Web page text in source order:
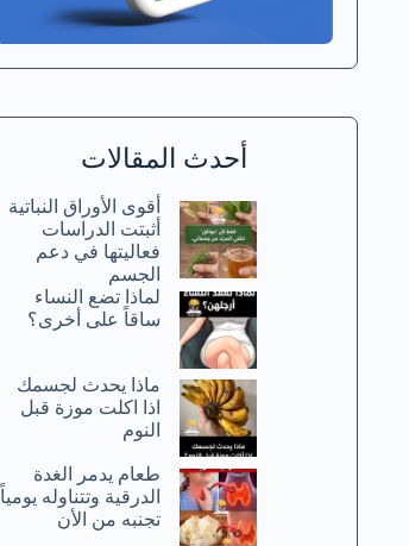
أحدث المقالات
أقوى الأوراق النباتية
أثبتت الدراسات
فعاليتها في دعم
الجسم
لماذا تضع النساء
ساقاً على أخرى؟
ماذا يحدث لجسمك
اذا اكلت موزة قبل
النوم
طعام يدمر الغدة
الدرقية وتتناوله يومياً
تجنبه من الأن